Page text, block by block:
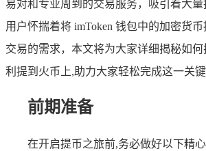
易对和专业周到的交易服务，吸引着大
用户怀揣着将 imToken 钱包中的加密货
交易的需求，本文将为大家详细揭秘如何
利提到火币上,助力大家轻松完成这一关键
前期准备
在开启提币之旅前,务必做好以下精心